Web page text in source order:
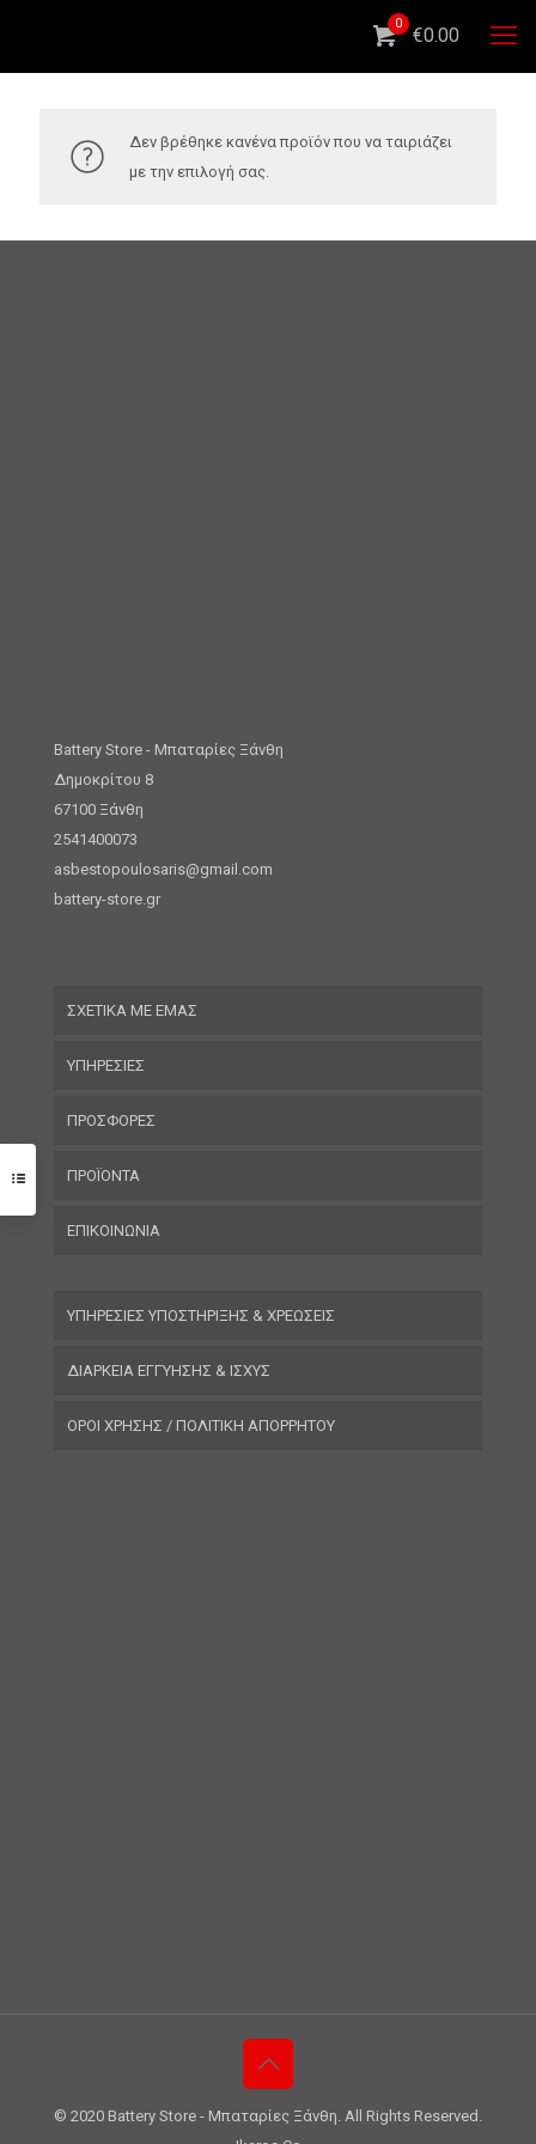
0
€0.00
Δεν βρέθηκε κανένα προϊόν που να ταιριάζει
με την επιλογή σας.
Battery Store - Μπαταρίες Ξάνθη
Δημοκρίτου 8
67100 Ξάνθη
2541400073
asbestopoulosaris@gmail.com
battery-store.gr
ΣΧΕΤΙΚΑ ΜΕ ΕΜΑΣ
ΥΠΗΡΕΣΙΕΣ
ΠΡΟΣΦΟΡΕΣ
ΠΡΟΪΟΝΤΑ
ΕΠΙΚΟΙΝΩΝΙΑ
ΥΠΗΡΕΣΙΕΣ ΥΠΟΣΤΗΡΙΞΗΣ & ΧΡΕΩΣΕΙΣ
ΔΙΑΡΚΕΙΑ ΕΓΓΥΗΣΗΣ & ΙΣΧΥΣ
ΟΡΟΙ ΧΡΗΣΗΣ / ΠΟΛΙΤΙΚΗ ΑΠΟΡΡΗΤΟΥ
© 2020 Battery Store - Μπαταρίες Ξάνθη. All Rights Reserved.